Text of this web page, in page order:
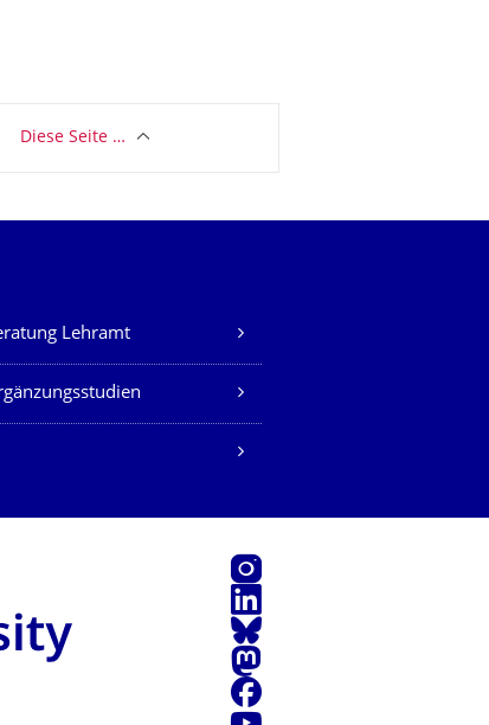
Diese Seite …
Lehramt
Instagram
LinkedIn
Bluesky
Mastodon
Facebook
Youtube